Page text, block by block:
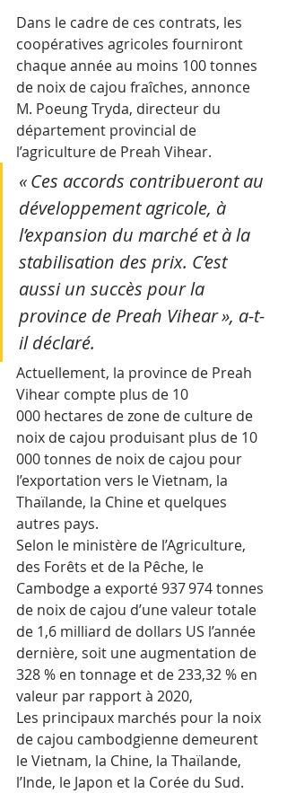
Dans le cadre de ces contrats, les
coopératives agricoles fourniront
chaque année au moins 100 tonnes
de noix de cajou fraîches, annonce
M. Poeung Tryda, directeur du
département provincial de
l’agriculture de Preah Vihear.
« Ces accords contribueront au
développement agricole, à
l’expansion du marché et à la
stabilisation des prix. C’est
aussi un succès pour la
province de Preah Vihear », a-t-
il déclaré.
Actuellement, la province de Preah
Vihear compte plus de 10
000 hectares de zone de culture de
noix de cajou produisant plus de 10
000 tonnes de noix de cajou pour
l’exportation vers le Vietnam, la
Thaïlande, la Chine et quelques
autres pays.
Selon le ministère de l’Agriculture,
des Forêts et de la Pêche, le
Cambodge a exporté 937 974 tonnes
de noix de cajou d’une valeur totale
de 1,6 milliard de dollars US l’année
dernière, soit une augmentation de
328 % en tonnage et de 233,32 % en
valeur par rapport à 2020,
Les principaux marchés pour la noix
de cajou cambodgienne demeurent
le Vietnam, la Chine, la Thaïlande,
l’Inde, le Japon et la Corée du Sud.